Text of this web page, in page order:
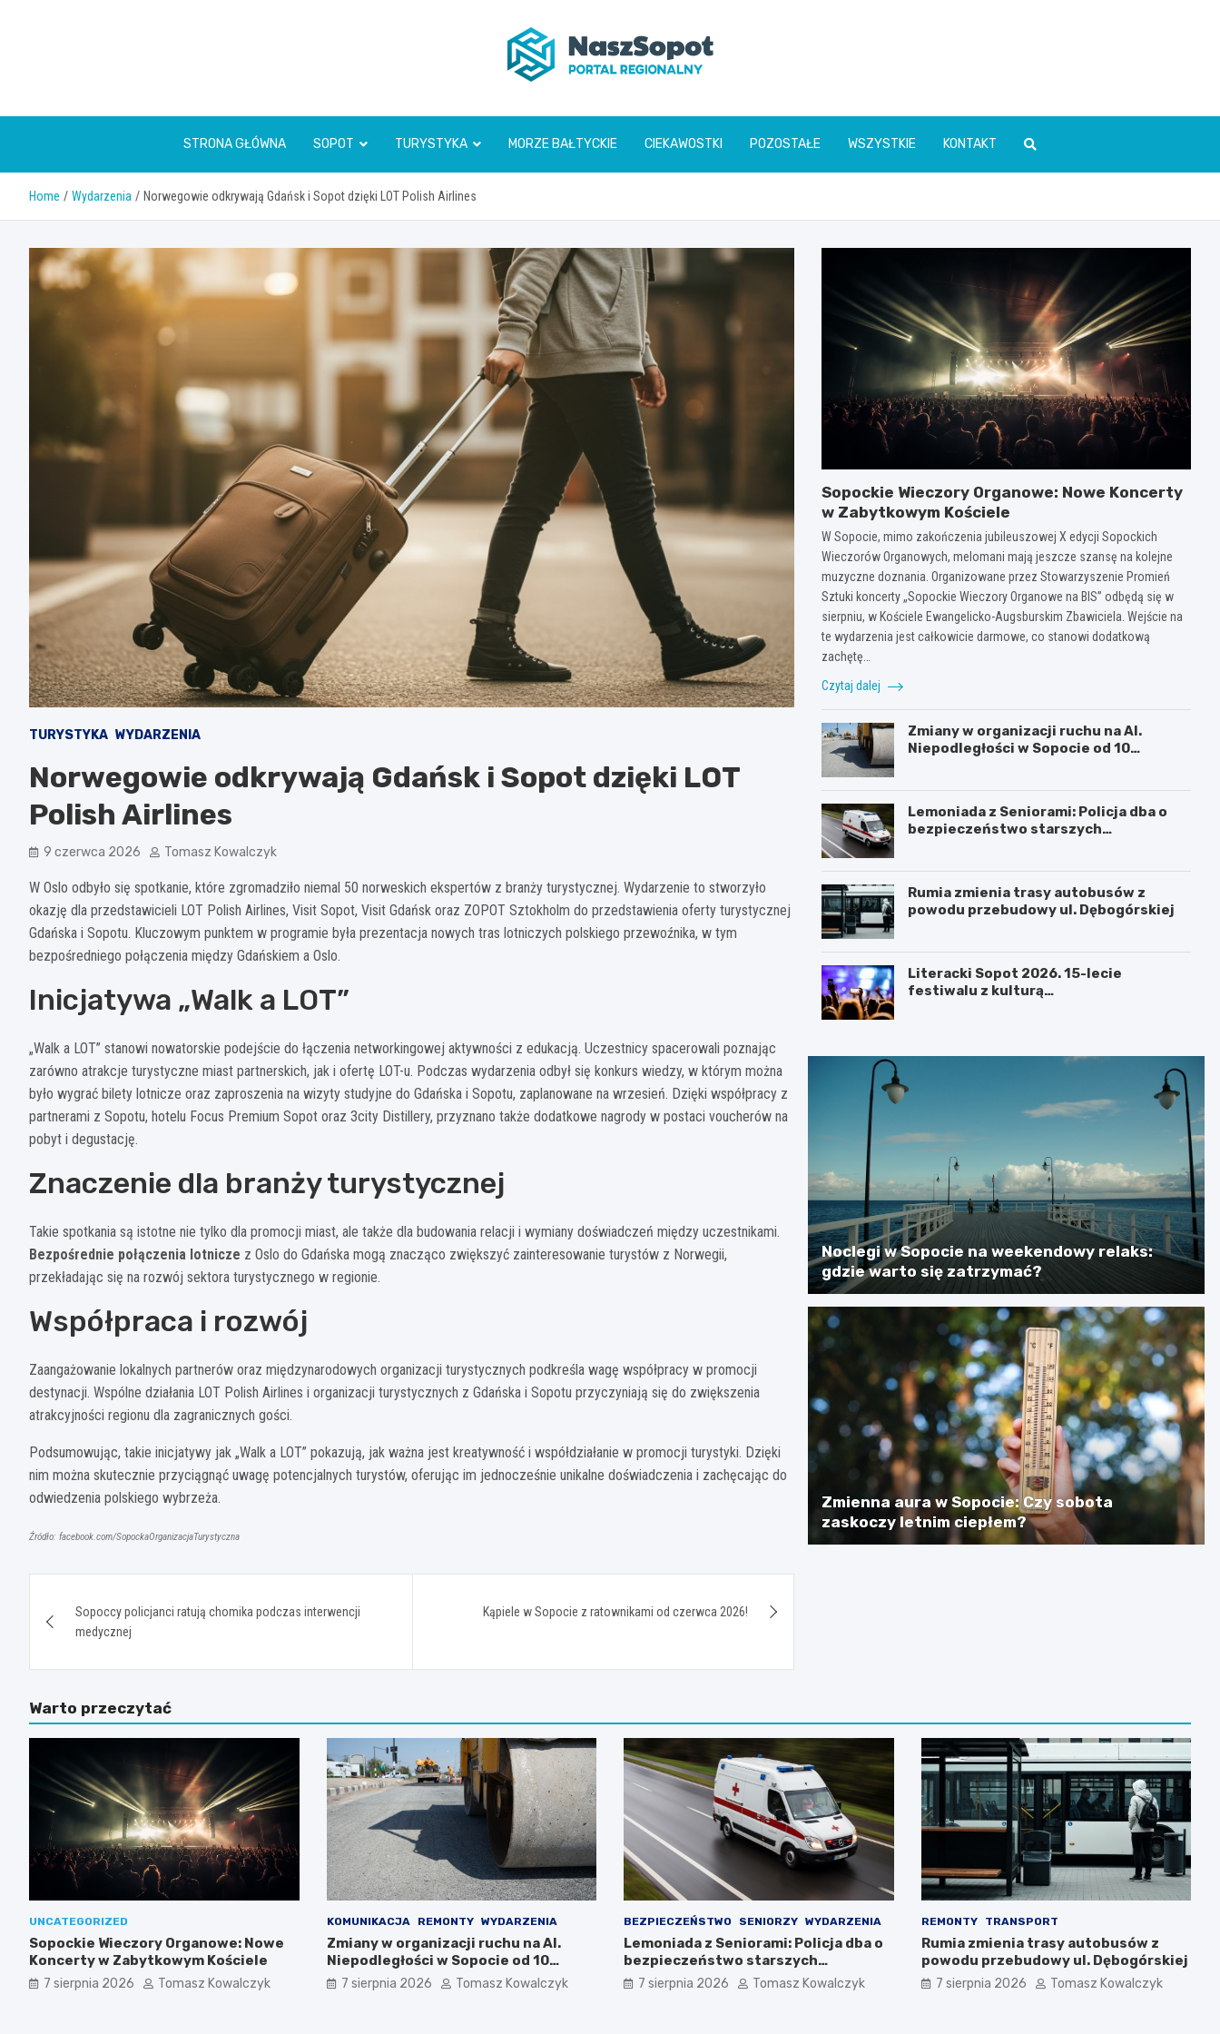
www.naszsopot.pl
STRONA GŁÓWNA SOPOT TURYSTYKA MORZE BAŁTYCKIE CIEKAWOSTKI POZOSTAŁE WSZYSTKIE KONTAKT
Home Wydarzenia Norwegowie odkrywają Gdańsk i Sopot dzięki LOT Polish Airlines
TURYSTYKA WYDARZENIA
Norwegowie odkrywają Gdańsk i Sopot dzięki LOT
Polish Airlines
9 czerwca 2026 Tomasz Kowalczyk
W Oslo odbyło się spotkanie, które zgromadziło niemal 50 norweskich ekspertów z branży turystycznej. Wydarzenie to stworzyło
okazję dla przedstawicieli LOT Polish Airlines, Visit Sopot, Visit Gdańsk oraz ZOPOT Sztokholm do przedstawienia oferty turystycznej
Gdańska i Sopotu. Kluczowym punktem w programie była prezentacja nowych tras lotniczych polskiego przewoźnika, w tym
bezpośredniego połączenia między Gdańskiem a Oslo.
Inicjatywa „Walk a LOT”
„Walk a LOT” stanowi nowatorskie podejście do łączenia networkingowej aktywności z edukacją. Uczestnicy spacerowali poznając
zarówno atrakcje turystyczne miast partnerskich, jak i ofertę LOT-u. Podczas wydarzenia odbył się konkurs wiedzy, w którym można
było wygrać bilety lotnicze oraz zaproszenia na wizyty studyjne do Gdańska i Sopotu, zaplanowane na wrzesień. Dzięki współpracy z
partnerami z Sopotu, hotelu Focus Premium Sopot oraz 3city Distillery, przyznano także dodatkowe nagrody w postaci voucherów na
pobyt i degustację.
Znaczenie dla branży turystycznej
Takie spotkania są istotne nie tylko dla promocji miast, ale także dla budowania relacji i wymiany doświadczeń między uczestnikami.
Bezpośrednie połączenia lotnicze z Oslo do Gdańska mogą znacząco zwiększyć zainteresowanie turystów z Norwegii,
przekładając się na rozwój sektora turystycznego w regionie.
Współpraca i rozwój
Zaangażowanie lokalnych partnerów oraz międzynarodowych organizacji turystycznych podkreśla wagę współpracy w promocji
destynacji. Wspólne działania LOT Polish Airlines i organizacji turystycznych z Gdańska i Sopotu przyczyniają się do zwiększenia
atrakcyjności regionu dla zagranicznych gości.
Podsumowując, takie inicjatywy jak „Walk a LOT” pokazują, jak ważna jest kreatywność i współdziałanie w promocji turystyki. Dzięki
nim można skutecznie przyciągnąć uwagę potencjalnych turystów, oferując im jednocześnie unikalne doświadczenia i zachęcając do
odwiedzenia polskiego wybrzeża.
Źródło: facebook.com/SopockaOrganizacjaTurystyczna
wpisu
Sopoccy policjanci ratują chomika podczas interwencji
medycznej
Kąpiele w Sopocie z ratownikami od czerwca 2026!
Sopockie Wieczory Organowe: Nowe Koncerty
w Zabytkowym Kościele
W Sopocie, mimo zakończenia jubileuszowej X edycji Sopockich
Wieczorów Organowych, melomani mają jeszcze szansę na kolejne
muzyczne doznania. Organizowane przez Stowarzyszenie Promień
Sztuki koncerty „Sopockie Wieczory Organowe na BIS” odbędą się w
sierpniu, w Kościele Ewangelicko-Augsburskim Zbawiciela. Wejście na
te wydarzenia jest całkowicie darmowe, co stanowi dodatkową
zachętę…
Czytaj dalej
Zmiany w organizacji ruchu na Al.
Niepodległości w Sopocie od 10
Lemoniada z Seniorami: Policja dba o
bezpieczeństwo starszych
Rumia zmienia trasy autobusów z
powodu przebudowy ul. Dębogórskiej
Literacki Sopot 2026. 15-lecie
festiwalu z kulturą
Noclegi w Sopocie na weekendowy relaks:
gdzie warto się zatrzymać?
Zmienna aura w Sopocie: Czy sobota
zaskoczy letnim ciepłem?
Warto przeczytać
UNCATEGORIZED
Sopockie Wieczory Organowe: Nowe
Koncerty w Zabytkowym Kościele
7 sierpnia 2026 Tomasz Kowalczyk
KOMUNIKACJA REMONTY WYDARZENIA
Zmiany w organizacji ruchu na Al.
Niepodległości w Sopocie od 10
sierpnia 2026 r.
7 sierpnia 2026 Tomasz Kowalczyk
BEZPIECZEŃSTWO SENIORZY WYDARZENIA
Lemoniada z Seniorami: Policja dba o
bezpieczeństwo starszych
mieszkańców
7 sierpnia 2026 Tomasz Kowalczyk
REMONTY TRANSPORT
Rumia zmienia trasy autobusów z
powodu przebudowy ul. Dębogórskiej
7 sierpnia 2026 Tomasz Kowalczyk